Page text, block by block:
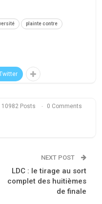
plainte contre
10982 Posts 0 Comments
NEXT POST
LDC : le tirage au sort
complet des huitièmes
de finale